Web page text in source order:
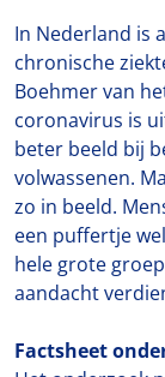
In Nederland is
chronische
Boehmer van
coronavirus is
beter beeld bij
volwassenen.
zo in beeld.
een puffertje
hele grote
aandacht
Factsheet